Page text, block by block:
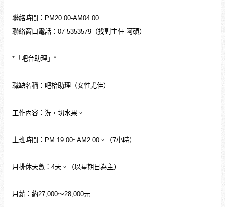
聯絡時間：PM20:00-AM04:00
聯絡窗口電話：07-5353579（找副主任-阿碩）
*「吧台助理」*
職缺名稱：吧枱助理（女性尤佳）
工作內容：洗，切水果。
上班時間：PM 19:00~AM2:00。（7小時）
月排休天數：4天。（以星期日為主）
月薪：約27,000～28,000元